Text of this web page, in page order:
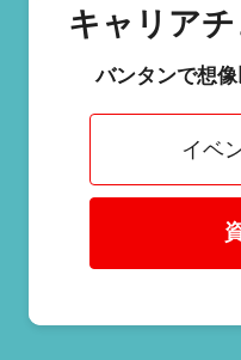
キャリア
バンタンで想
イベ